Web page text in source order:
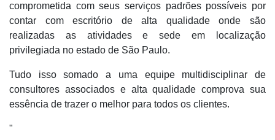
comprometida com seus serviços padrões possíveis por
contar com escritório de alta qualidade onde são
realizadas as atividades e sede em localização
privilegiada no estado de São Paulo.
Tudo isso somado a uma equipe multidisciplinar de
consultores associados e alta qualidade comprova sua
essência de trazer o melhor para todos os clientes.
"